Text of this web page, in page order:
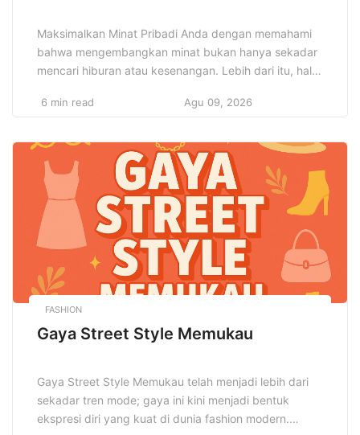
Maksimalkan Minat Pribadi Anda dengan memahami
bahwa mengembangkan minat bukan hanya sekadar
mencari hiburan atau kesenangan. Lebih dari itu, hal
kepuasan hidup dan kesejahteraan. Ketika seseorang
merasa lebih puas dan bahagia, karena aktivitas
tersebut memberikan rasa pencapaian dan
kenyamanan batin. Minat yang dijalani dengan […]
6 min read Agu 09, 2026
FASHION
Gaya Street Style Memukau
Gaya Street Style Memukau telah menjadi lebih dari
sekadar tren mode; gaya ini kini menjadi bentuk
ekspresi diri yang kuat di dunia fashion modern.